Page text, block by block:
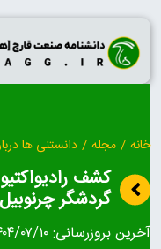
Skip
content
خانه / مجله / دانستنی ها
کشف
گردشگر چرنوبیل
آخرین بروزرسانی:۱۴۰۴/۰۷/